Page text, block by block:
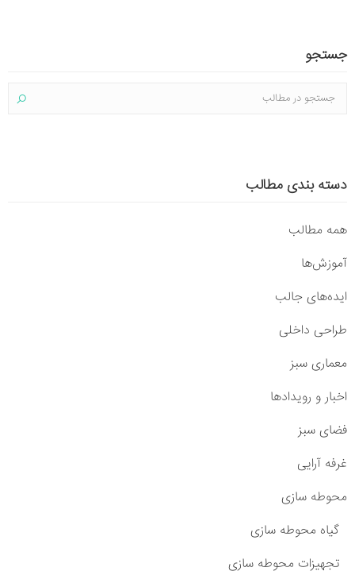
جستجو
دسته بندی مطالب
همه مطالب
آموزش‌ها
ایده‌های جالب
طراحی داخلی
معماری سبز
اخبار و رویدادها
فضای سبز
غرفه آرایی
محوطه سازی
گیاه محوطه سازی
تجهیزات محوطه سازی